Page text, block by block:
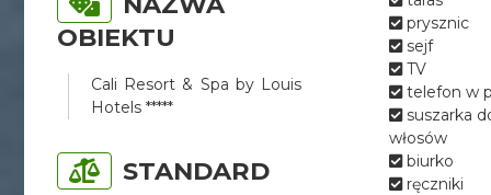
Szeroka gama udogodnień na
terenie ośrodka potęguje jego
stopy w spokojnym krytym
basenie lub rozkoszuj się
wodach naszego 47-
metrowego basenu
OBIEKTU
Cali Resort & Spa by Louis
Hotels *****
STANDARD
prysznic
sejf
TV
telefon w
suszarka
włosów
biurko
ręczniki